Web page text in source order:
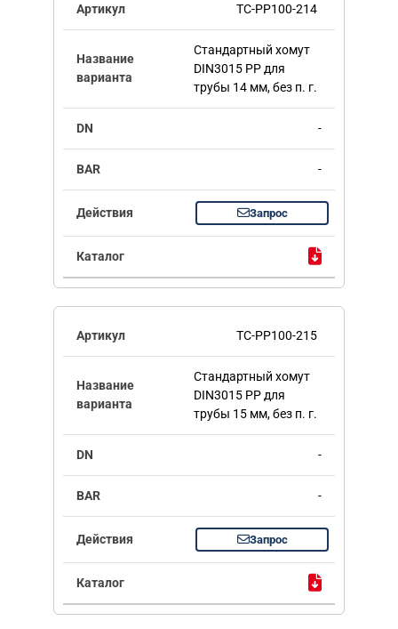
TC-PP100-214
Стандартный хомут
DIN3015 PP для
трубы 14 мм, без п. г.
-
-
Запрос
TC-PP100-215
Стандартный хомут
DIN3015 PP для
трубы 15 мм, без п. г.
-
-
Запрос